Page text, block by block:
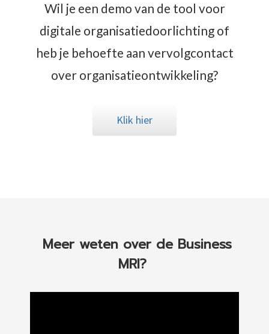
Wil je een demo van de tool voor
digitale organisatiedoorlichting of
heb je behoefte aan vervolgcontact
over organisatieontwikkeling?
Klik hier
Meer weten over de Business
MRI?